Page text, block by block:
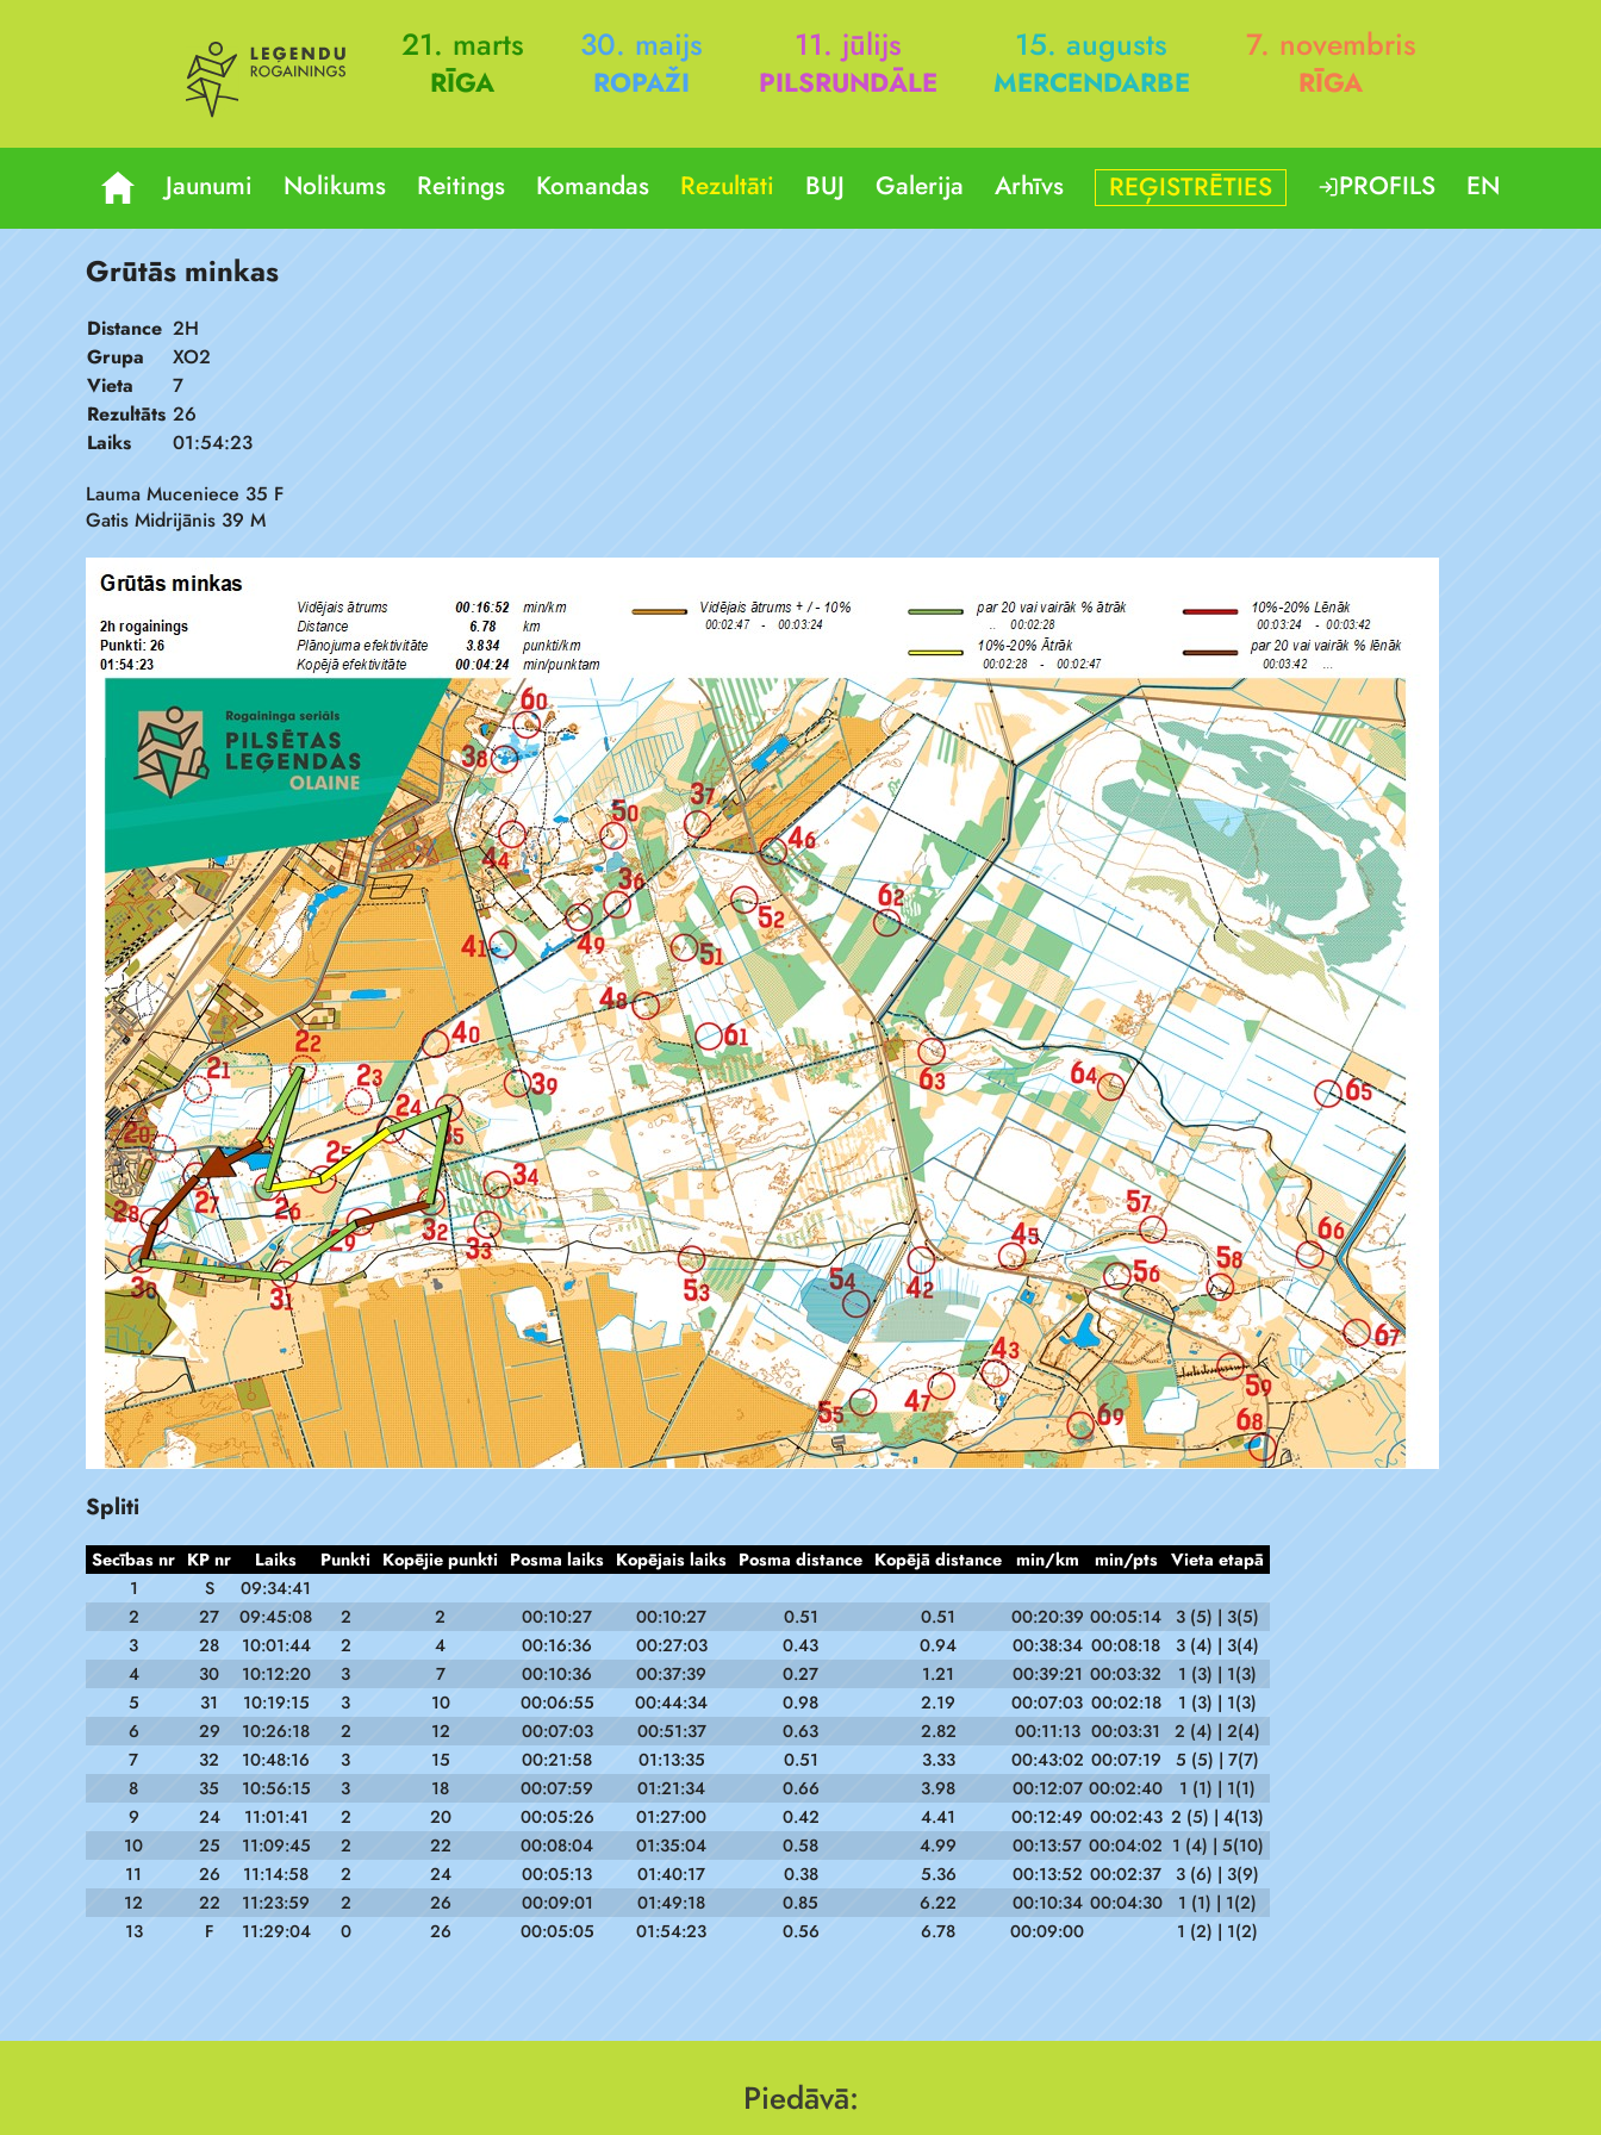
21. marts
RĪGA
30. maijs
ROPAŽI
11. jūlijs
PILSRUNDĀLE
15. augusts
MERCENDARBE
7. novembris
RĪGA
Jaunumi Nolikums Reitings Komandas Rezultāti BUJ Galerija Arhīvs REĢISTRĒTIES PROFILS EN
Grūtās minkas
Distance 2H
Grupa
XO2
Vieta
7
Rezultāts 26
Laiks
01:54:23
Lauma Muceniece 35 F
Gatis Midrijānis 39 M
Spliti
Secības nr KP nr Laiks Punkti Kopējie punkti Posma laiks Kopējais laiks Posma distance Kopējā distance min/km min/pts Vieta etapā
1
S
09:34:41
2
27 09:45:08 2 2 00:10:27 00:10:27 0.51 0.51 00:20:39 00:05:14
3 (5) | 3(5)
3
28 10:01:44 2 4 00:16:36 00:27:03 0.43 0.94 00:38:34 00:08:18
3 (4) | 3(4)
4
30 10:12:20 3 7 00:10:36 00:37:39 0.27 1.21 00:39:21 00:03:32
1 (3) | 1(3)
5
31 10:19:15 3 10 00:06:55 00:44:34 0.98 2.19 00:07:03 00:02:18
1 (3) | 1(3)
6
29 10:26:18 2 12 00:07:03 00:51:37 0.63 2.82 00:11:13 00:03:31
2 (4) | 2(4)
7
32 10:48:16 3 15 00:21:58 01:13:35 0.51 3.33 00:43:02 00:07:19
5 (5) | 7(7)
8
35 10:56:15 3 18 00:07:59 01:21:34 0.66 3.98 00:12:07 00:02:40
1 (1) | 1(1)
9
24 11:01:41 2 20 00:05:26 01:27:00 0.42 4.41 00:12:49 00:02:43 2 (5) | 4(13)
10
25 11:09:45 2 22 00:08:04 01:35:04 0.58 4.99 00:13:57 00:04:02 1 (4) | 5(10)
11
26 11:14:58 2 24 00:05:13 01:40:17 0.38 5.36 00:13:52 00:02:37
3 (6) | 3(9)
12
22 11:23:59 2 26 00:09:01 01:49:18 0.85 6.22 00:10:34 00:04:30
1 (1) | 1(2)
13
F 11:29:04 0 26 00:05:05 01:54:23 0.56 6.78 00:09:00 1 (2) | 1(2)
Piedāvā: